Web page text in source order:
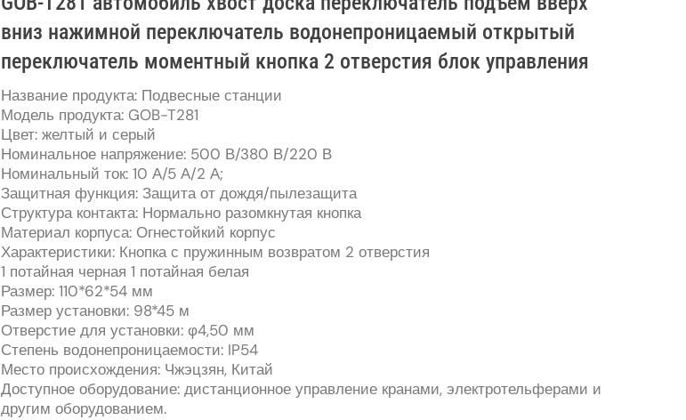
вниз нажимной переключатель водонепроницаемый открытый
переключатель моментный кнопка 2 отверстия блок управления
Название продукта: Подвесные станции
Модель продукта: GOB-T281
Цвет: желтый и серый
Номинальное напряжение: 500 В/380 В/220 В
Номинальный ток: 10 А/5 А/2 А;
Защитная функция: Защита от дождя/пылезащита
Структура контакта: Нормально разомкнутая кнопка
Материал корпуса: Огнестойкий корпус
Характеристики: Кнопка с пружинным возвратом 2 отверстия
1 потайная черная 1 потайная белая
Размер: 110*62*54 мм
Размер установки: 98*45 м
Отверстие для установки: φ4,50 мм
Степень водонепроницаемости: IP54
Место происхождения: Чжэцзян, Китай
Доступное оборудование: дистанционное управление кранами, электротельферами и
другим оборудованием.